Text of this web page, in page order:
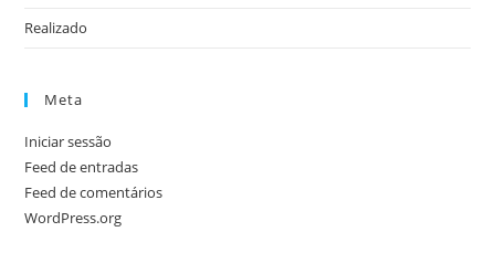
Realizado
Meta
Iniciar sessão
Feed de entradas
Feed de comentários
WordPress.org